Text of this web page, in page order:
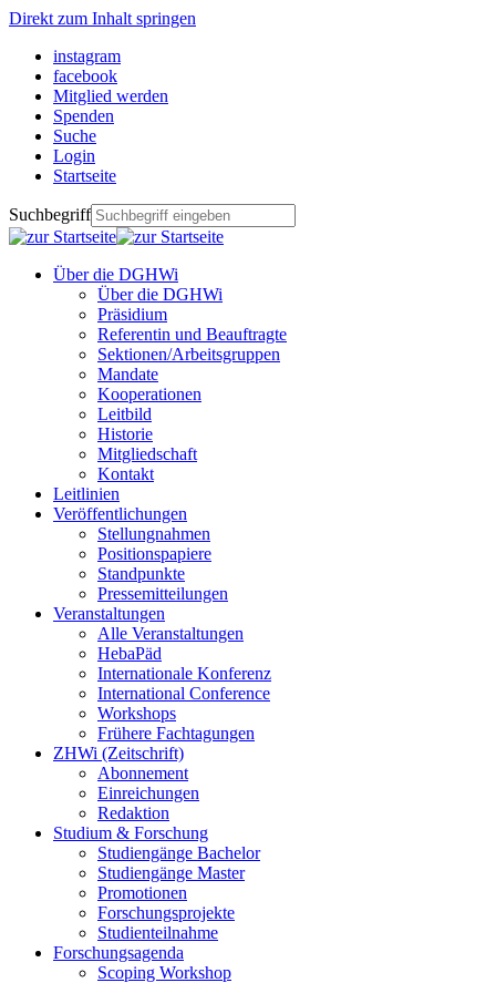
Direkt zum Inhalt springen
instagram
facebook
Mitglied werden
Spenden
Suche
Login
Startseite
Suchbegriff
Über die DGHWi
Über die DGHWi
Präsidium
Referentin und Beauftragte
Sektionen/Arbeitsgruppen
Mandate
Kooperationen
Leitbild
Historie
Mitgliedschaft
Kontakt
Leitlinien
Veröffentlichungen
Stellungnahmen
Positionspapiere
Standpunkte
Pressemitteilungen
Veranstaltungen
Alle Veranstaltungen
HebaPäd
Internationale Konferenz
International Conference
Workshops
Frühere Fachtagungen
ZHWi (Zeitschrift)
Abonnement
Einreichungen
Redaktion
Studium & Forschung
Studiengänge Bachelor
Studiengänge Master
Promotionen
Forschungsprojekte
Studienteilnahme
Forschungsagenda
Scoping Workshop